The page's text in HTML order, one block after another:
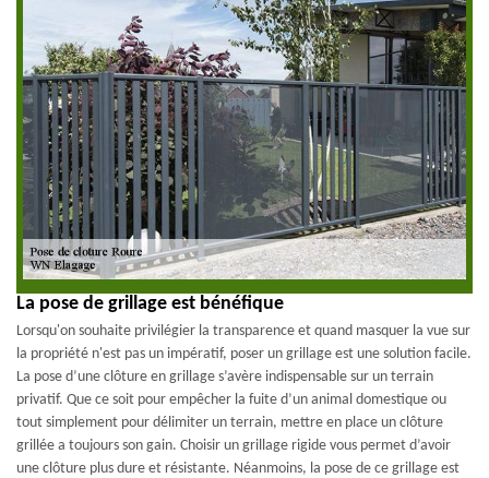
La pose de grillage est bénéfique
Lorsqu'on souhaite privilégier la transparence et quand masquer la vue sur
la propriété n'est pas un impératif, poser un grillage est une solution facile.
La pose d’une clôture en grillage s’avère indispensable sur un terrain
privatif. Que ce soit pour empêcher la fuite d’un animal domestique ou
tout simplement pour délimiter un terrain, mettre en place un clôture
grillée a toujours son gain. Choisir un grillage rigide vous permet d’avoir
une clôture plus dure et résistante. Néanmoins, la pose de ce grillage est